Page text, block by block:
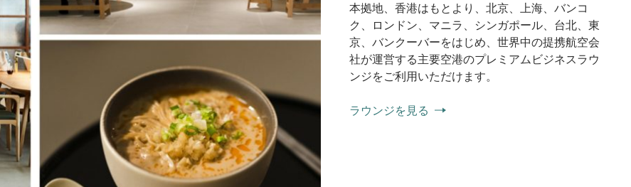
本拠地、香港はもとより、北京、上海、バンコ
ク、ロンドン、マニラ、シンガポール、台北、東
京、バンクーバーをはじめ、世界中の提携航空会
社が運営する主要空港のプレミアムビジネスラウ
ンジをご利用いただけます。
ラウンジを見る